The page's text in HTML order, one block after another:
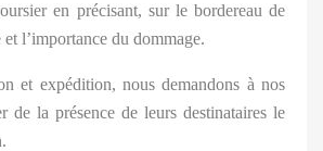
en précisant, sur le bordereau de
l’importance du dommage.
et expédition, nous demandons à nos
de la présence de leurs destinataires le